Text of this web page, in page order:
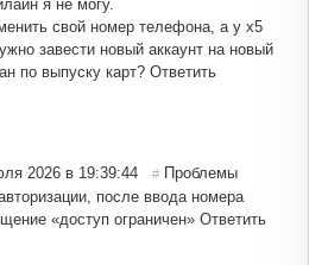
я не могу.
свой номер телефона, а у х5
завести новый аккаунт на новый
по выпуску карт? Ответить
2026 в 19:39:44 # Проблемы
после ввода номера
«доступ ограничен» Ответить